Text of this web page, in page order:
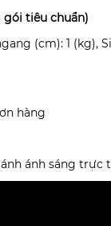
tiêu chuẩn)
(cm): 1 (kg),
hàng
ánh sáng trực